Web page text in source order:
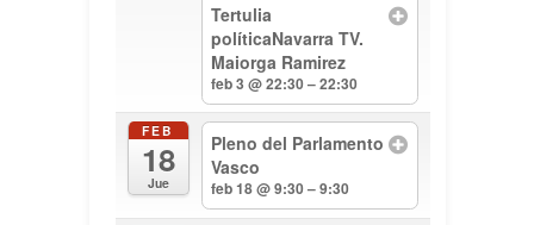
Tertulia
políticaNavarra TV.
Maiorga Ramirez
feb 3 @ 22:30 – 22:30
FEB
18
Jue
Pleno del Parlamento
Vasco
feb 18 @ 9:30 – 9:30